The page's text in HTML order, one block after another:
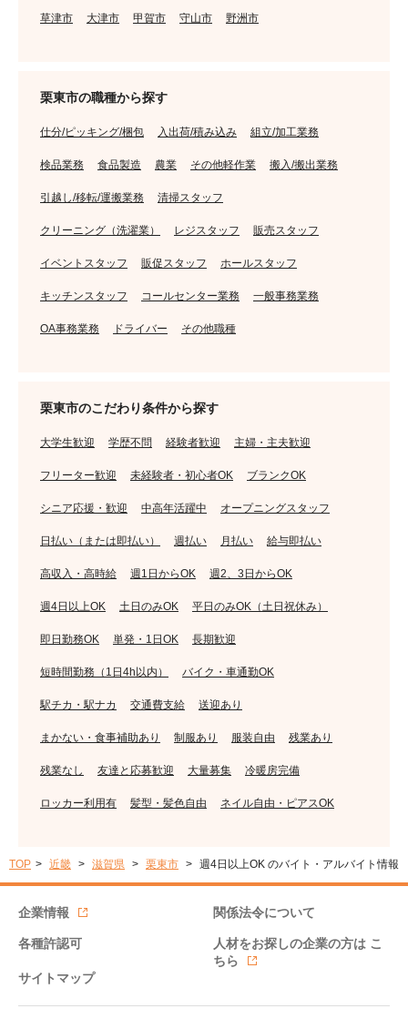
草津市 大津市 甲賀市 守山市 野洲市
栗東市の職種から探す
仕分/ピッキング/梱包 入出荷/積み込み 組立/加工業務
検品業務 食品製造 農業 その他軽作業 搬入/搬出業務
引越し/移転/運搬業務 清掃スタッフ
クリーニング（洗濯業） レジスタッフ 販売スタッフ
イベントスタッフ 販促スタッフ ホールスタッフ
キッチンスタッフ コールセンター業務 一般事務業務
OA事務業務 ドライバー その他職種
栗東市のこだわり条件から探す
大学生歓迎 学歴不問 経験者歓迎 主婦・主夫歓迎
フリーター歓迎 未経験者・初心者OK ブランクOK
シニア応援・歓迎 中高年活躍中 オープニングスタッフ
日払い（または即払い） 週払い 月払い 給与即払い
高収入・高時給 週1日からOK 週2、3日からOK
週4日以上OK 土日のみOK 平日のみOK（土日祝休み）
即日勤務OK 単発・1日OK 長期歓迎
短時間勤務（1日4h以内） バイク・車通勤OK
駅チカ・駅ナカ 交通費支給 送迎あり
まかない・食事補助あり 制服あり 服装自由 残業あり
残業なし 友達と応募歓迎 大量募集 冷暖房完備
ロッカー利用有 髪型・髪色自由 ネイル自由・ピアスOK
TOP 近畿 滋賀県 栗東市 週4日以上OK のバイト・アルバイト情報
企業情報 関係法令について
各種許認可 人材をお探しの企業の方は こ
ちら
サイトマップ